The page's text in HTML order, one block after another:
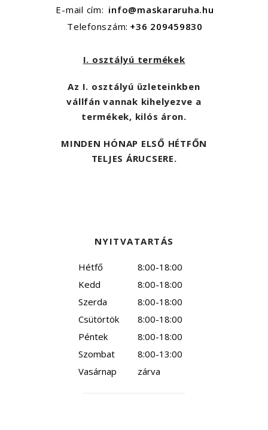
E-mail cím: info@maskararuha.hu
Telefonszám: +36 209459830
I. osztályú termékek
Az I. osztályú üzleteinkben
vállfán vannak kihelyezve a
termékek, kilós áron.
MINDEN HÓNAP ELSŐ HÉTFŐN
TELJES ÁRUCSERE.
NYITVATARTÁS
Hétfő
8:00-18:00
Kedd
8:00-18:00
Szerda
8:00-18:00
Csütörtök
8:00-18:00
Péntek
8:00-18:00
Szombat
8:00-13:00
Vasárnap
zárva